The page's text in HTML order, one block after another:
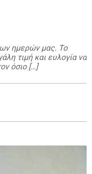
ημερών μας. Το
τιμή και ευλογία να
όσιο […]